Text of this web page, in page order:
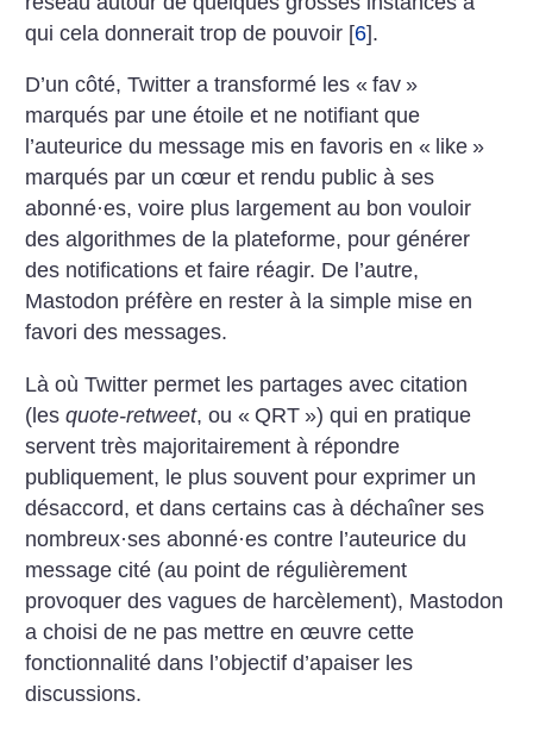
qui cela donnerait trop de pouvoir [6].
D’un côté, Twitter a transformé les « fav »
marqués par une étoile et ne notifiant que
l’auteurice du message mis en favoris en « like »
marqués par un cœur et rendu public à ses
abonné·es, voire plus largement au bon vouloir
des algorithmes de la plateforme, pour générer
des notifications et faire réagir. De l’autre,
Mastodon préfère en rester à la simple mise en
favori des messages.
Là où Twitter permet les partages avec citation
(lesquote-retweet, ou « QRT ») qui en pratique
servent très majoritairement à répondre
publiquement, le plus souvent pour exprimer un
désaccord, et dans certains cas à déchaîner ses
nombreux·ses abonné·es contre l’auteurice du
message cité (au point de régulièrement
provoquer des vagues de harcèlement), Mastodon
a choisi de ne pas mettre en œuvre cette
fonctionnalité dans l’objectif d’apaiser les
discussions.